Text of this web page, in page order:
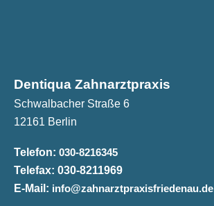
Dentiqua Zahnarztpraxis
Schwalbacher Straße 6
12161 Berlin
Telefon: 030-8216345
Telefax: 030-8211969
E-Mail: info@zahnarztpraxisfriedenau.de